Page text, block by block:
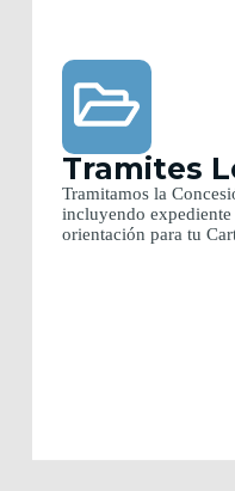
Tramites
Tramitamos la
incluyendo
orientación para tu